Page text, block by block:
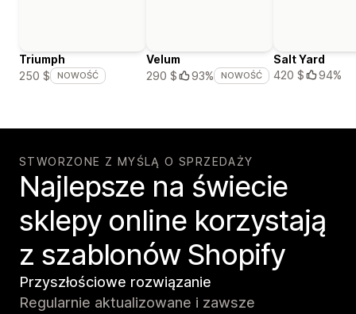
Triumph
250 $
NOWOŚĆ
Velum
290 $
93% NOWOŚĆ
Salt Yard
420 $
94%
STWORZONE Z MYŚLĄ O SPRZEDAŻY
Najlepsze na świecie
sklepy online korzystają
z szablonów Shopify
Przyszłościowe rozwiązanie
Regularnie aktualizowane i zawsze